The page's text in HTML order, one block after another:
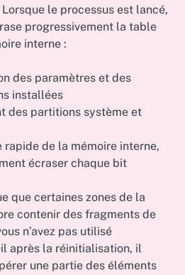
le processus est lancé,
progressivement la table
interne :
des paramètres et des
installées
des partitions système et
rapide de la mémoire interne,
écraser chaque bit
que certaines zones de la
contenir des fragments de
n’avez pas utilisé
après la réinitialisation, il
une partie des éléments